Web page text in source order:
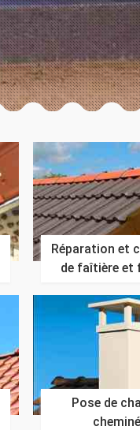
Réparation et
de faîtière et
Pose de